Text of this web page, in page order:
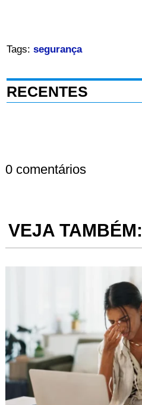
Tags: segurança
RECENTES
0 comentários
VEJA TAMBÉM: